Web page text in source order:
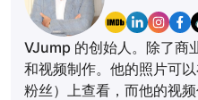
VJump 的创始人。除了商
和视频制作。他的照片可
粉丝）上查看，而他的视